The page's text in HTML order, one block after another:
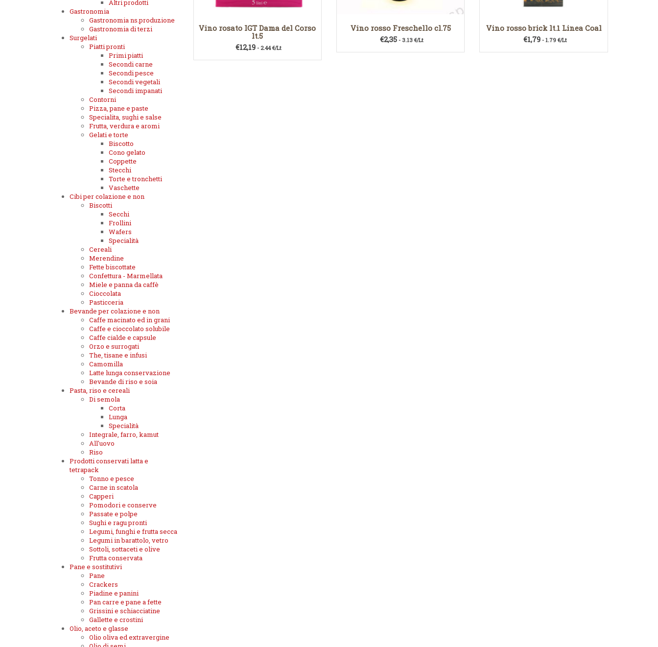
Vino rosato IGT Dama del Corso
lt.5
€12,19 - 2.44 €/Lt
Vino rosso Freschello cl.75
€2,35 - 3.13 €/Lt
Vino rosso brick lt.1 Linea Coal
€1,79- 1.79 €/Lt
Altri prodotti
Gastronomia
Gastronomia ns.produzione
Gastronomia di terzi
Surgelati
Piatti pronti
Primi piatti
Secondi carne
Secondi pesce
Secondi vegetali
Secondi impanati
Contorni
Pizza, pane e paste
Specialita, sughi e salse
Frutta, verdura e aromi
Gelati e torte
Biscotto
Cono gelato
Coppette
Stecchi
Torte e tronchetti
Vaschette
Cibi per colazione e non
Biscotti
Secchi
Frollini
Wafers
Specialità
Cereali
Merendine
Fette biscottate
Confettura - Marmellata
Miele e panna da caffè
Cioccolata
Pasticceria
Bevande per colazione e non
Caffe macinato ed in grani
Caffe e cioccolato solubile
Caffe cialde e capsule
Orzo e surrogati
The, tisane e infusi
Camomilla
Latte lunga conservazione
Bevande di riso e soia
Pasta, riso e cereali
Di semola
Corta
Lunga
Specialità
Integrale, farro, kamut
All'uovo
Riso
Prodotti conservati latta e
tetrapack
Tonno e pesce
Carne in scatola
Capperi
Pomodori e conserve
Passate e polpe
Sughi e ragu pronti
Legumi, funghi e frutta secca
Legumi in barattolo, vetro
Sottoli, sottaceti e olive
Frutta conservata
Pane e sostitutivi
Pane
Crackers
Piadine e panini
Pan carre e pane a fette
Grissini e schiacciatine
Gallette e crostini
Olio, aceto e glasse
Olio oliva ed extravergine